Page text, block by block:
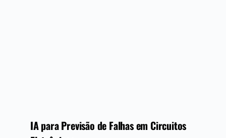
IA para Previsão de Falhas em Circuitos